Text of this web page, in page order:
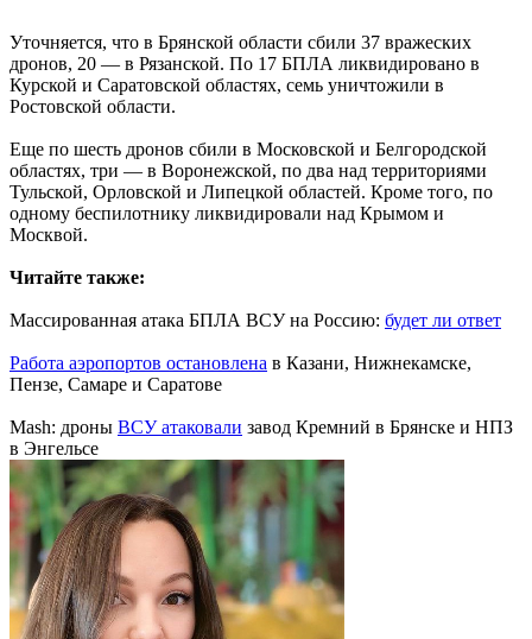
Уточняется, что в Брянской области сбили 37 вражеских
дронов, 20 — в Рязанской. По 17 БПЛА ликвидировано в
Курской и Саратовской областях, семь уничтожили в
Ростовской области.
Еще по шесть дронов сбили в Московской и Белгородской
областях, три — в Воронежской, по два над территориями
Тульской, Орловской и Липецкой областей. Кроме того, по
одному беспилотнику ликвидировали над Крымом и
Москвой.
Читайте также:
Массированная атака БПЛА ВСУ на Россию: будет ли ответ
Работа аэропортов остановлена в Казани, Нижнекамске,
Пензе, Самаре и Саратове
Mash: дроны ВСУ атаковали завод Кремний в Брянске и НПЗ
в Энгельсе